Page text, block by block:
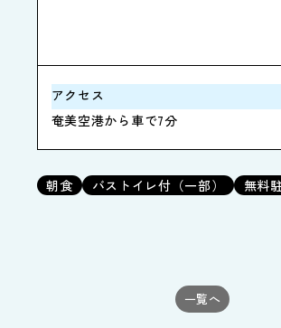
アクセス
奄美空港から車で7分
朝食 バストイレ付（一部） 無料
一覧へ